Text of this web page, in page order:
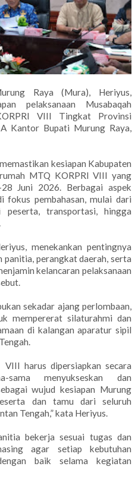
Raya (Mura), Heriyus,
pelaksanaan Musabaqah
VIII Tingkat Provinsi
Kantor Bupati Murung Raya,
kesiapan Kabupaten
MTQ KORPRI VIII yang
Juni 2026. Berbagai aspek
fokus pembahasan, mulai dari
peserta, transportasi, hingga
menekankan pentingnya
perangkat daerah, serta
kelancaran pelaksanaan
sekadar ajang perlombaan,
mempererat silaturahmi dan
di kalangan aparatur sipil
VIII harus dipersiapkan secara
sama menyukseskan dan
wujud kesiapan Murung
dan tamu dari seluruh
Tengah,” kata Heriyus.
bekerja sesuai tugas dan
agar setiap kebutuhan
baik selama kegiatan